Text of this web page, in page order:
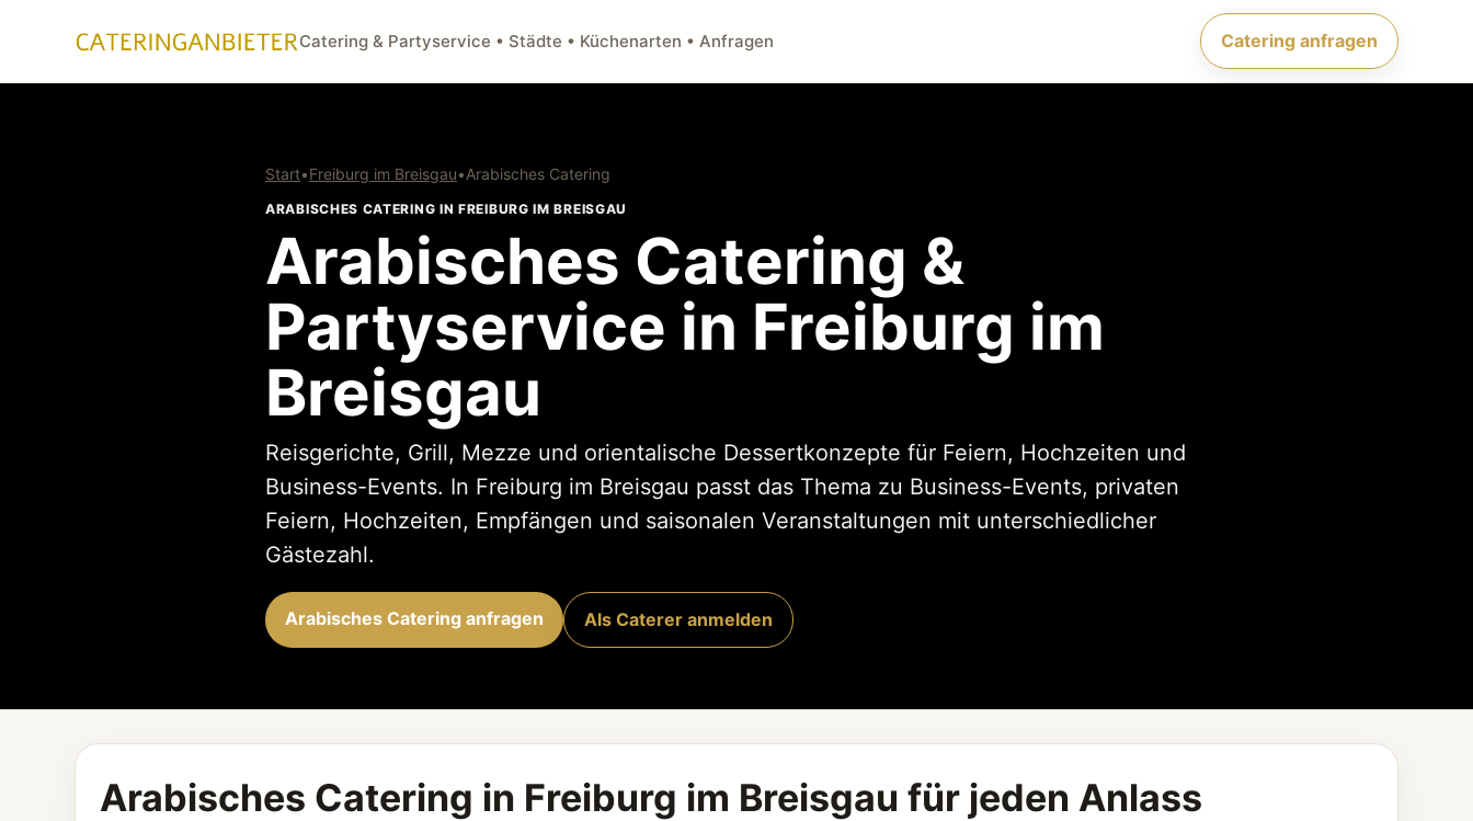
Catering & Partyservice • Städte • Küchenarten • Anfragen Catering anfragen
Start•Freiburg im Breisgau•Arabisches Catering
ARABISCHES CATERING IN FREIBURG IM BREISGAU
Arabisches Catering &
Partyservice in Freiburg im
Breisgau
Reisgerichte, Grill, Mezze und orientalische Dessertkonzepte für Feiern, Hochzeiten und
Business-Events. In Freiburg im Breisgau passt das Thema zu Business-Events, privaten
Feiern, Hochzeiten, Empfängen und saisonalen Veranstaltungen mit unterschiedlicher
Gästezahl.
Arabisches Catering anfragen Als Caterer anmelden
Arabisches Catering in Freiburg im Breisgau für jeden Anlass